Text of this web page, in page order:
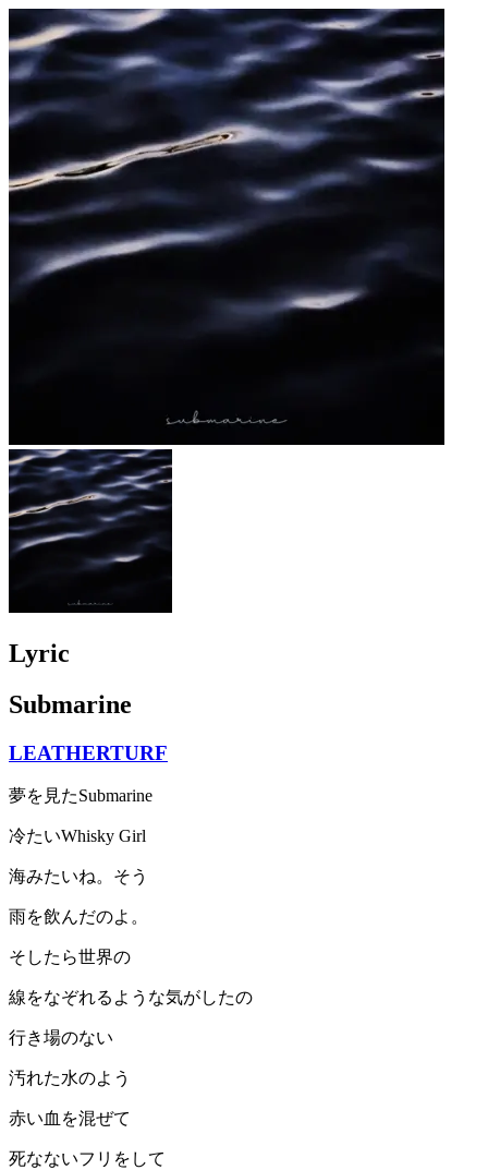
Lyric
Submarine
LEATHERTURF
夢を見たSubmarine
冷たいWhisky Girl
海みたいね。そう
雨を飲んだのよ。
そしたら世界の
線をなぞれるような気がしたの
行き場のない
汚れた水のよう
赤い血を混ぜて
死なないフリをして